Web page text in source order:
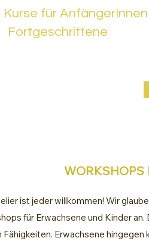
Kurse für
Fortgeschrittene
WORKSHOPS
ist jeder willkommen! Wir
für Erwachsene und Kinder
Erwachsene